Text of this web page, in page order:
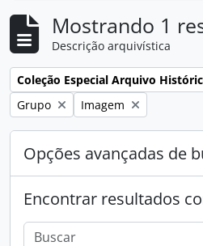
Mostrando 1
Descrição arquivística
Remover filtro:
Remover filtro:
Grupo Remover filtro:
Imagem
Opções avançadas de
Encontrar resultados